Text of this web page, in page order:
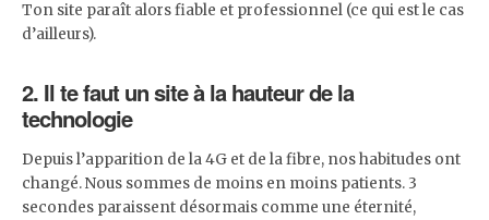
Ton site paraît alors fiable et professionnel (ce qui est le cas
d’ailleurs).
2. Il te faut un site à la hauteur de la
technologie
Depuis l’apparition de la 4G et de la fibre, nos habitudes ont
changé. Nous sommes de moins en moins patients. 3
secondes paraissent désormais comme une éternité,